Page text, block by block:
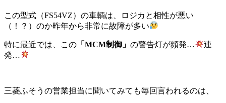
この型式（FS54VZ）の車輌は、ロジカと相性が悪い
（！？）のか昨年から非常に故障が多い
特に最近では、この 「MCM制御」 の警告灯が頻発…
連
発…
三菱ふそうの営業担当に聞いてみても毎回言われるのは、